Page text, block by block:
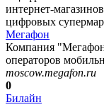
интернет-
цифровых
Мегафон
Компания
операторов
moscow.megafon.ru
0
Билайн